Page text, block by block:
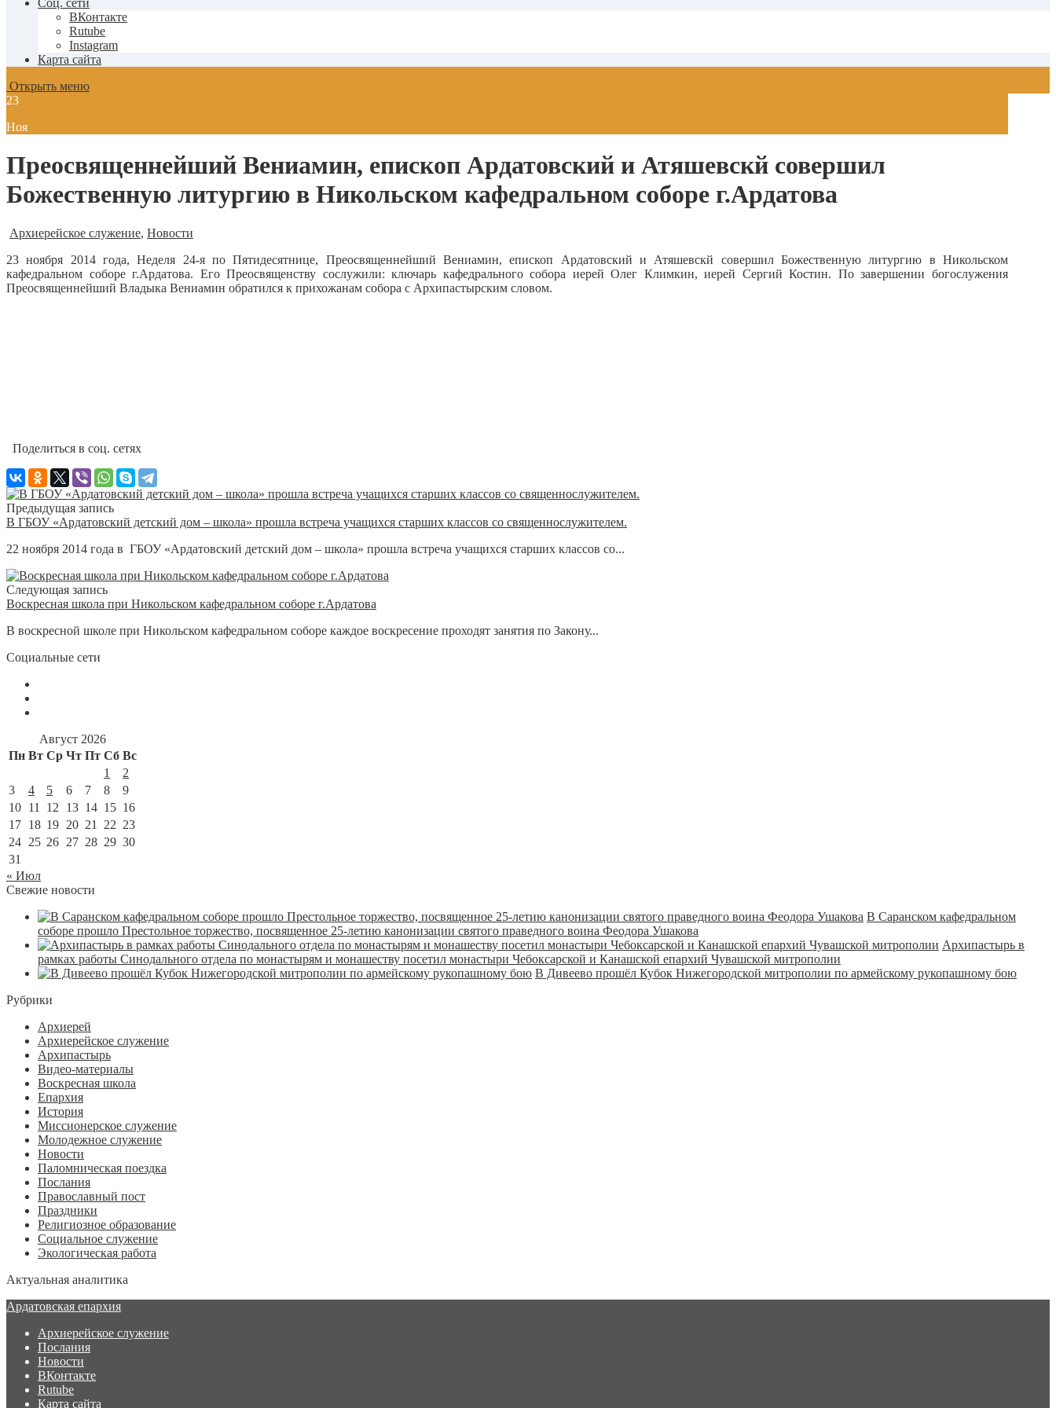
Соц. сети
ВКонтакте
Rutube
Instagram
Карта сайта
Открыть меню
23
Ноя
Преосвященнейший Вениамин, епископ Ардатовский и Атяшевскй совершил
Божественную литургию в Никольском кафедральном соборе г.Ардатова
Архиерейское служение, Новости
23 ноября 2014 года, Неделя 24-я по Пятидесятнице, Преосвященнейший Вениамин, епископ Ардатовский и Атяшевскй совершил Божественную литургию в Никольском
кафедральном соборе г.Ардатова. Его Преосвященству сослужили: ключарь кафедрального собора иерей Олег Климкин, иерей Сергий Костин. По завершении богослужения
Преосвященнейший Владыка Вениамин обратился к прихожанам собора с Архипастырским словом.
Поделиться в соц. сетях
Предыдущая запись
В ГБОУ «Ардатовский детский дом – школа» прошла встреча учащихся старших классов со священнослужителем.
22 ноября 2014 года в ГБОУ «Ардатовский детский дом – школа» прошла встреча учащихся старших классов со...
Следующая запись
Воскресная школа при Никольском кафедральном соборе г.Ардатова
В воскресной школе при Никольском кафедральном соборе каждое воскресение проходят занятия по Закону...
Социальные сети
Август 2026
Пн Вт Ср Чт Пт Сб Вс
1
2
3
4 5 6 7 8
9
10 11 12 13 14 15 16
17 18 19 20 21 22 23
24 25 26 27 28 29 30
31
« Июл
Свежие новости
В Саранском кафедральном
соборе прошло Престольное торжество, посвященное 25-летию канонизации святого праведного воина Феодора Ушакова
Архипастырь в
рамках работы Синодального отдела по монастырям и монашеству посетил монастыри Чебоксарской и Канашской епархий Чувашской митрополии
В Дивеево прошёл Кубок Нижегородской митрополии по армейскому рукопашному бою
Рубрики
Архиерей
Архиерейское служение
Архипастырь
Видео-материалы
Воскресная школа
Епархия
История
Миссионерское служение
Молодежное служение
Новости
Паломническая поездка
Послания
Православный пост
Праздники
Религиозное образование
Социальное служение
Экологическая работа
Актуальная аналитика
Ардатовская епархия
Архиерейское служение
Послания
Новости
ВКонтакте
Rutube
Карта сайта